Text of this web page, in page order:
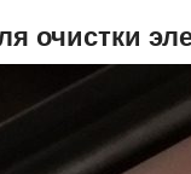
очистки